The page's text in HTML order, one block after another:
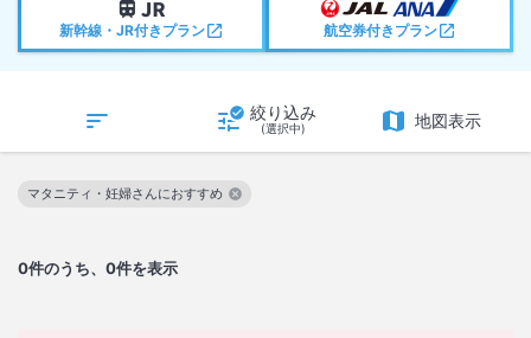
新幹線・JR付きプラン 航空券付きプラン
絞り込み
(選択中) 地図表示
0件のうち、0件を表示
マタニティ・妊婦さんにおすすめ
この絞り込み条件を解除